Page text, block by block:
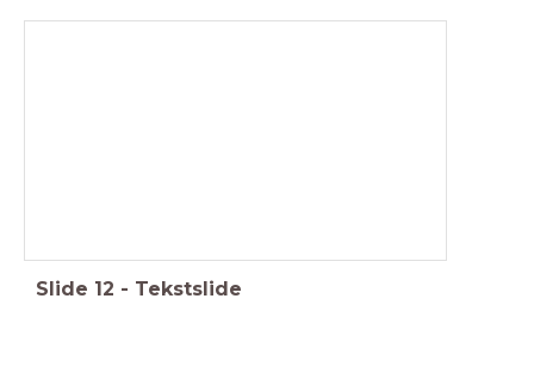
Slide 12 - Tekstslide